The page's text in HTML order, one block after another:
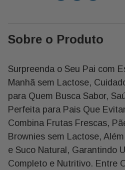
Qtde Descrição Marca
1 Maçã Nacional In Natura
1 Pão
1 Bolinho Laranja com Gotas de
1 Uva Passa 100g Grão
1 Geleia Morango 15g
1 Brownie Chocolate Zero
Sobre o Produto
Surpreenda o Seu Pai com
Manhã sem Lactose,
para Quem Busca Sabor,
Perfeita para Pais Que
Combina Frutas Frescas,
Brownies sem Lactose,
e Suco Natural, Garantindo
Completo e Nutritivo. Entre